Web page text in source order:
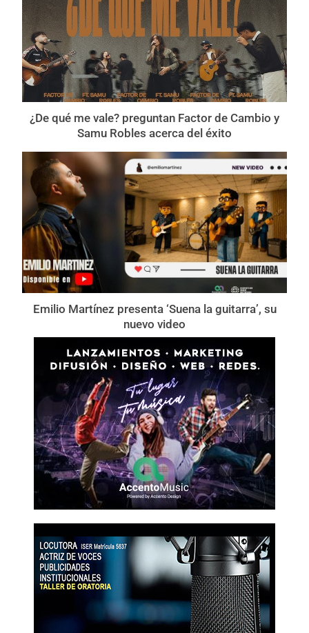
¿De qué me vale? preguntan Factor de Cambio y
Samu Robles acerca del éxito
Emilio Martínez presenta ‘Suena la guitarra’, su
nuevo video